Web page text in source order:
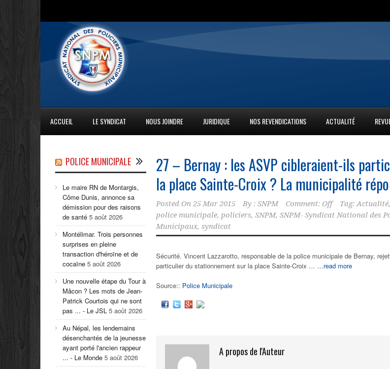
ACCUEIL LE SYNDICAT NOUS JOINDRE JURIDIQUE NOS REVENDICATIONS ACTUALITÉ
27 – Bernay : les ASVP cibleraient-ils
la place Sainte-Croix ? La municipalité
Posted On 25 Mar 2015 By : SNPM Comment: Off Tag: Actualité,
police municipale, policiers, SNPM, SNPM- Syndicat National des
Municipaux, syndicat
Sécurité. Vincent Lazzarotto, responsable de la police municipale de Bernay,
particulier du stationnement sur la place Sainte-Croix … …read more
Source:: Police Municipale
A propos de l'Auteur
POLICE MUNICIPALE
Le maire RN de Montargis,
Côme Dunis, annonce sa
démission pour des raisons
de santé 5 août 2026
Montélimar. Trois personnes
surprises en pleine
transaction d'héroïne et de
cocaïne 5 août 2026
Une nouvelle étape du Tour à
Mâcon ? Les mots de Jean-
Patrick Courtois qui ne sont
pas ... - Le JSL 5 août 2026
Au Népal, les lendemains
désenchantés de la jeunesse
ayant porté l'ancien rappeur
... - Le Monde 5 août 2026